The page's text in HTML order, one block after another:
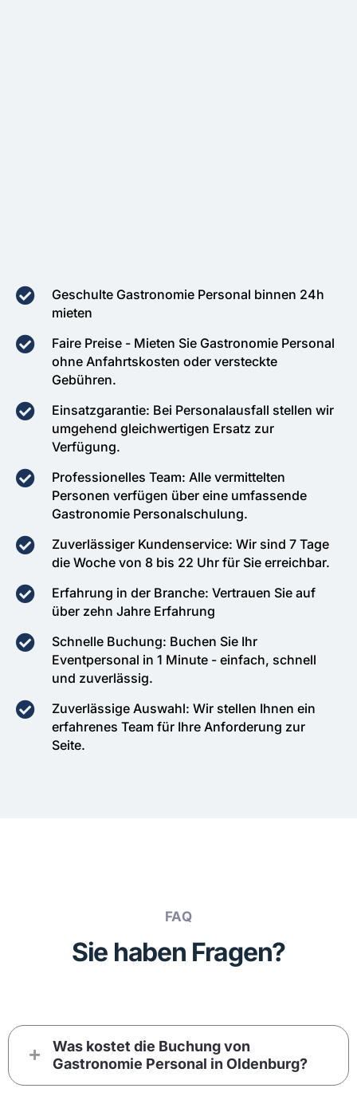
Geschulte Gastronomie Personal binnen 24h
mieten
Faire Preise - Mieten Sie Gastronomie Personal
ohne Anfahrtskosten oder versteckte
Gebühren.
Einsatzgarantie: Bei Personalausfall stellen wir
umgehend gleichwertigen Ersatz zur
Verfügung.
Professionelles Team: Alle vermittelten
Personen verfügen über eine umfassende
Gastronomie Personalschulung.
Zuverlässiger Kundenservice: Wir sind 7 Tage
die Woche von 8 bis 22 Uhr für Sie erreichbar.
Erfahrung in der Branche: Vertrauen Sie auf
über zehn Jahre Erfahrung
Schnelle Buchung: Buchen Sie Ihr
Eventpersonal in 1 Minute - einfach, schnell
und zuverlässig.
Zuverlässige Auswahl: Wir stellen Ihnen ein
erfahrenes Team für Ihre Anforderung zur
Seite.
FAQ
Sie haben Fragen?
Was kostet die Buchung von
Gastronomie Personal in Oldenburg?